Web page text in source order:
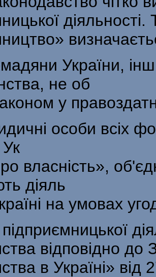
України,
не об­
у
особи всіх
власність»,
діяль­
на умовах
відповідно до
в Україні»